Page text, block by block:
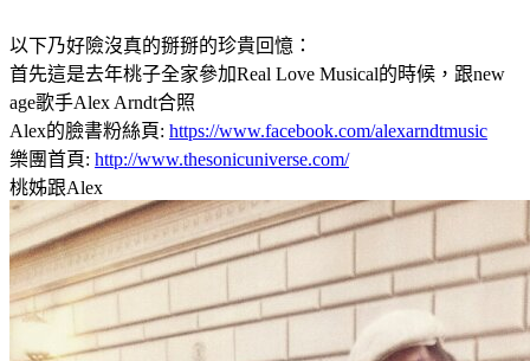
以下乃好險沒真的掰掰的珍貴回憶：
首先這是去年桃子全家參加Real Love Musical的時候，跟new
age歌手Alex Arndt合照
Alex的臉書粉絲頁: https://www.facebook.com/alexarndtmusic
樂團首頁: http://www.thesonicuniverse.com/
桃姊跟Alex